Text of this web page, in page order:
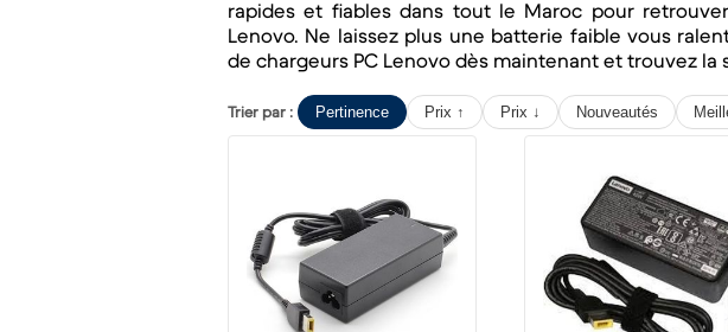
rapides et fiables dans tout le Maroc pour
Lenovo. Ne laissez plus une batterie faible vous
de chargeurs PC Lenovo dès maintenant et trouvez la
Trier par : Pertinence Prix ↑ Prix ↓ Nouveautés